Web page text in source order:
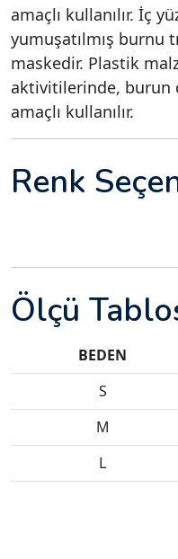
amaçlı kullanılır. İç
yumuşatılmış burnu
maskedir. Plastik
aktivitilerinde, burun
amaçlı kullanılır.
Renk
Ölçü
BEDEN
S
M
L